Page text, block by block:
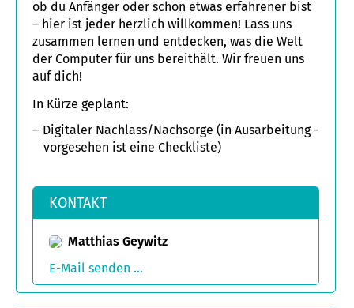
ob du Anfänger oder schon etwas erfahrener bist
– hier ist jeder herzlich willkommen! Lass uns
zusammen lernen und entdecken, was die Welt
der Computer für uns bereithält. Wir freuen uns
auf dich!
In Kürze geplant:
Digitaler Nachlass/Nachsorge (in Ausarbeitung -
vorgesehen ist eine Checkliste)
KONTAKT
Matthias Geywitz
E-Mail senden ...